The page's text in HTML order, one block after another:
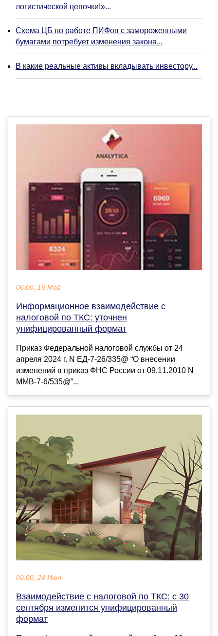
логистической цепочки!»...
Схема ЦБ по работе ПИФов с замороженными
бумагами потребует изменения закона...
В какие реальные активы вкладывать инвестору...
06:00, 16 Май
Информационное взаимодействие с
налоговой по ТКС: уточнен
унифицированный формат
Приказ Федеральной налоговой службы от 24
апреля 2024 г. N ЕД-7-26/335@ “О внесении
изменений в приказ ФНС России от 09.11.2010 N
ММВ-7-6/535@”...
09:00, 24 Июл
Взаимодействие с налоговой по ТКС: с 30
сентября изменится унифицированный
формат